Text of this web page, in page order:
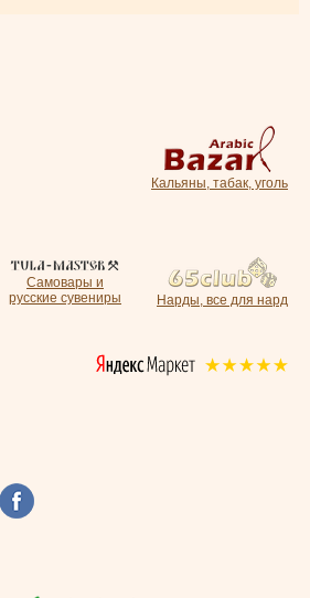
Кальяны, табак, уголь
Самовары и
русские сувениры
Нарды, все для нард